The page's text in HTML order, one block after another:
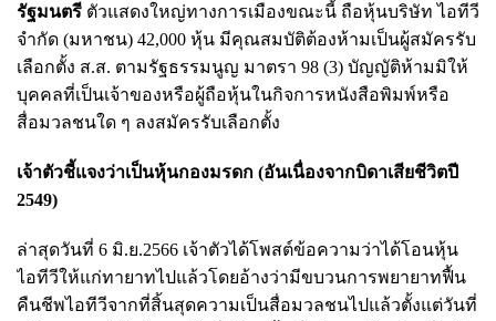
รัฐมนตรี ตัวแสดงใหญ่ทางการเมืองขณะนี้ ถือหุ้นบริษัท ไอทีวี
จำกัด (มหาชน) 42,000 หุ้น มีคุณสมบัติต้องห้ามเป็นผู้สมัครรับ
เลือกตั้ง ส.ส. ตามรัฐธรรมนูญ มาตรา 98 (3) บัญญัติห้ามมิให้
บุคคลที่เป็นเจ้าของหรือผู้ถือหุ้นในกิจการหนังสือพิมพ์หรือ
สื่อมวลชนใด ๆ ลงสมัครรับเลือกตั้ง
เจ้าตัวชี้แจงว่าเป็นหุ้นกองมรดก (อันเนื่องจากบิดาเสียชีวิตปี
2549)
ล่าสุดวันที่ 6 มิ.ย.2566 เจ้าตัวได้โพสต์ข้อความว่าได้โอนหุ้น
ไอทีวีให้แก่ทายาทไปแล้วโดยอ้างว่ามีขบวนการพยายาทฟื้น
คืนชีพไอทีวีจากที่สิ้นสุดความเป็นสื่อมวลชนไปแล้วตั้งแต่วันที่